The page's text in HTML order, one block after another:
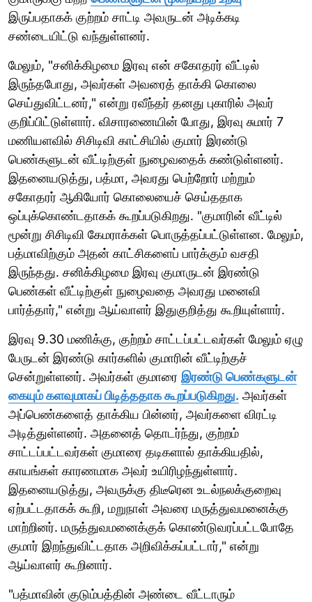
இருப்பதாகக் குற்றம் சாட்டி அவருடன் அடிக்கடி
சண்டையிட்டு வந்துள்ளனர்.
மேலும், "சனிக்கிழமை இரவு என் சகோதரர் வீட்டில்
இருந்தபோது, ​​அவர்கள் அவரைத் தாக்கி கொலை
செய்துவிட்டனர்," என்று ரவீந்தர் தனது புகாரில் அவர்
குறிப்பிட்டுள்ளார். விசாரணையின் போது, ​​இரவு சுமார் 7
மணியளவில் சிசிடிவி காட்சியில் குமார் இரண்டு
பெண்களுடன் வீட்டிற்குள் நுழைவதைக் கண்டுள்ளனர்.
இதனையடுத்து, பத்மா, அவரது பெற்றோர் மற்றும்
சகோதரர் ஆகியோர் கொலையைச் செய்ததாக
ஒப்புக்கொண்டதாகக் கூறப்படுகிறது. "குமாரின் வீட்டில்
மூன்று சிசிடிவி கேமராக்கள் பொருத்தப்பட்டுள்ளன. மேலும்,
பத்மாவிற்கும் அதன் காட்சிகளைப் பார்க்கும் வசதி
இருந்தது. சனிக்கிழமை இரவு குமாருடன் இரண்டு
பெண்கள் வீட்டிற்குள் நுழைவதை அவரது மனைவி
பார்த்தார்," என்று ஆய்வாளர் இதுகுறித்து கூறியுள்ளார்.
இரவு 9.30 மணிக்கு, குற்றம் சாட்டப்பட்டவர்கள் மேலும் ஏழு
பேருடன் இரண்டு கார்களில் குமாரின் வீட்டிற்குச்
சென்றுள்ளனர். அவர்கள் குமாரை இரண்டு பெண்களுடன்
கையும் களவுமாகப் பிடித்ததாக கூறப்படுகிறது. அவர்கள்
அப்பெண்களைத் தாக்கிய பின்னர், அவர்களை விரட்டி
அடித்துள்ளனர். அதனைத் தொடர்ந்து, குற்றம்
சாட்டப்பட்டவர்கள் குமாரை தடிகளால் தாக்கியதில்,
காயங்கள் காரணமாக அவர் உயிரிழந்துள்ளார்.
இதனையடுத்து, அவருக்கு திடீரென உடல்நலக்குறைவு
ஏற்பட்டதாகக் கூறி, மறுநாள் அவரை மருத்துவமனைக்கு
மாற்றினர். மருத்துவமனைக்குக் கொண்டுவரப்பட்டபோதே
குமார் இறந்துவிட்டதாக அறிவிக்கப்பட்டார்," என்று
ஆய்வாளர் கூறினார்.
"பத்மாவின் குடும்பத்தின் அண்டை வீட்டாரும்